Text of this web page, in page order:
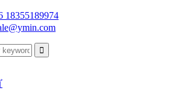
18355189974